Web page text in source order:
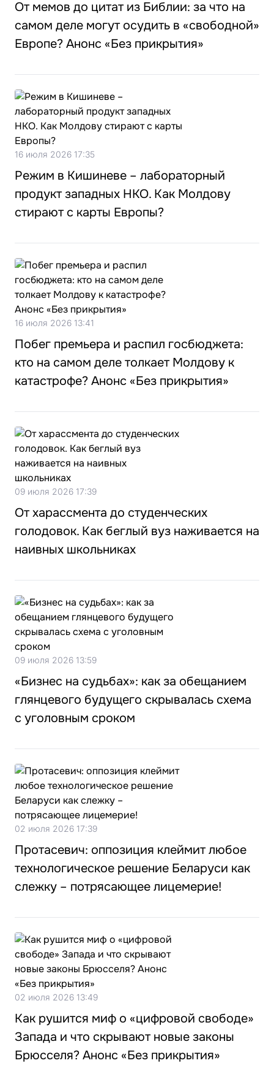
От мемов до цитат из Библии: за что на
самом деле могут осудить в «свободной»
Европе? Анонс «Без прикрытия»
16 июля 2026 17:35
Режим в Кишиневе – лабораторный
продукт западных НКО. Как Молдову
стирают с карты Европы?
16 июля 2026 13:41
Побег премьера и распил госбюджета:
кто на самом деле толкает Молдову к
катастрофе? Анонс «Без прикрытия»
09 июля 2026 17:39
От харассмента до студенческих
голодовок. Как беглый вуз наживается на
наивных школьниках
09 июля 2026 13:59
«Бизнес на судьбах»: как за обещанием
глянцевого будущего скрывалась схема
с уголовным сроком
02 июля 2026 17:39
Протасевич: оппозиция клеймит любое
технологическое решение Беларуси как
слежку – потрясающее лицемерие!
02 июля 2026 13:49
Как рушится миф о «цифровой свободе»
Запада и что скрывают новые законы
Брюсселя? Анонс «Без прикрытия»